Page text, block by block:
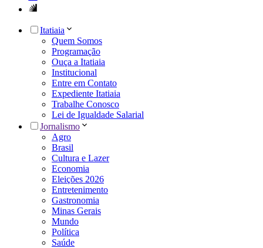
Itatiaia
Quem Somos
Programação
Ouça a Itatiaia
Institucional
Entre em Contato
Expediente Itatiaia
Trabalhe Conosco
Lei de Igualdade Salarial
Jornalismo
Agro
Brasil
Cultura e Lazer
Economia
Eleições 2026
Entretenimento
Gastronomia
Minas Gerais
Mundo
Política
Saúde